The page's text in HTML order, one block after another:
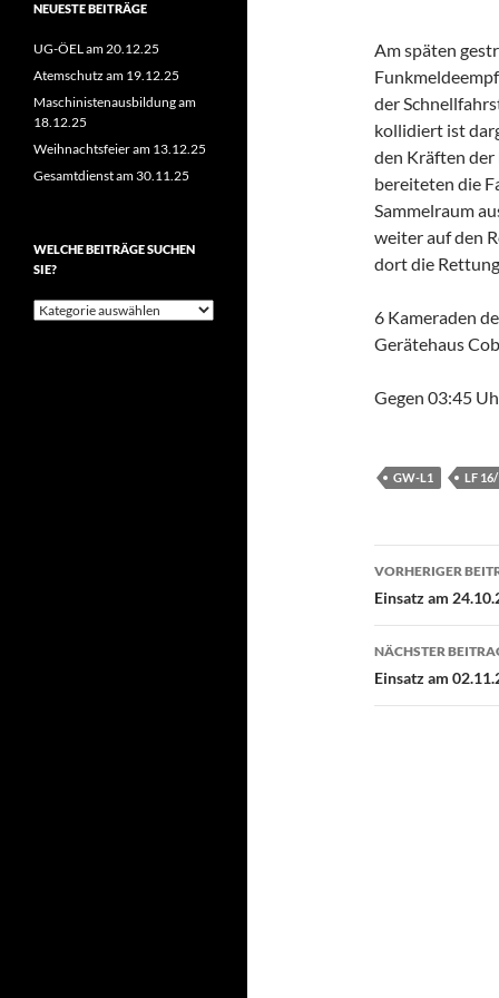
Am späten
der
kollidiert ist
den Kräften
bereiteten die
Sammelraum
weiter auf den
dort die
6 Kameraden
Gerätehaus
Gegen 03:45
GW-L1 LF
VORHERIGER
Einsatz am
NÄCHSTER
Einsatz am
NEUESTE BEITRÄGE
UG-ÖEL am 20.12.25
Atemschutz am 19.12.25
Maschinistenausbildung am
18.12.25
Weihnachtsfeier am 13.12.25
Gesamtdienst am 30.11.25
WELCHE BEITRÄGE SUCHEN
SIE?
Welche